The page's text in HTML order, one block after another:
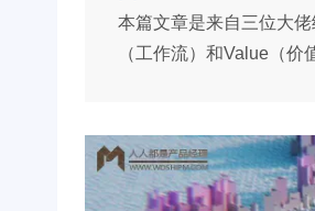
本篇文章是来自三位大
（工作流）和Value（